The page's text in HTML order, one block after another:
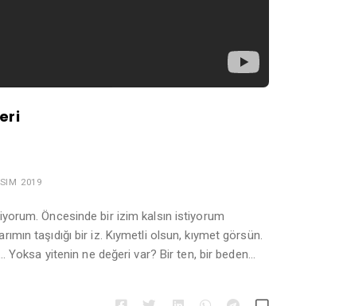
2019
Öncesinde bir izim kalsın istiyorum
taşıdığı bir iz. Kıymetli olsun, kıymet görsün.
Yoksa yitenin ne değeri var? Bir ten, bir beden…